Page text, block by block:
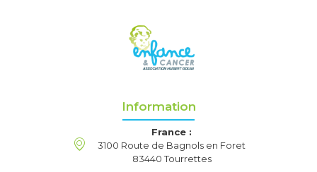
Information
France :
3100 Route de Bagnols en Foret
83440 Tourrettes